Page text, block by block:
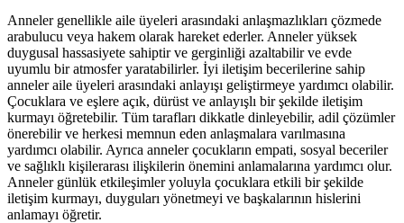
Anneler genellikle aile üyeleri arasındaki anlaşmazlıkları çözmede
arabulucu veya hakem olarak hareket ederler. Anneler yüksek
duygusal hassasiyete sahiptir ve gerginliği azaltabilir ve evde
uyumlu bir atmosfer yaratabilirler. İyi iletişim becerilerine sahip
anneler aile üyeleri arasındaki anlayışı geliştirmeye yardımcı olabilir.
Çocuklara ve eşlere açık, dürüst ve anlayışlı bir şekilde iletişim
kurmayı öğretebilir. Tüm tarafları dikkatle dinleyebilir, adil çözümler
önerebilir ve herkesi memnun eden anlaşmalara varılmasına
yardımcı olabilir. Ayrıca anneler çocukların empati, sosyal beceriler
ve sağlıklı kişilerarası ilişkilerin önemini anlamalarına yardımcı olur.
Anneler günlük etkileşimler yoluyla çocuklara etkili bir şekilde
iletişim kurmayı, duyguları yönetmeyi ve başkalarının hislerini
anlamayı öğretir.